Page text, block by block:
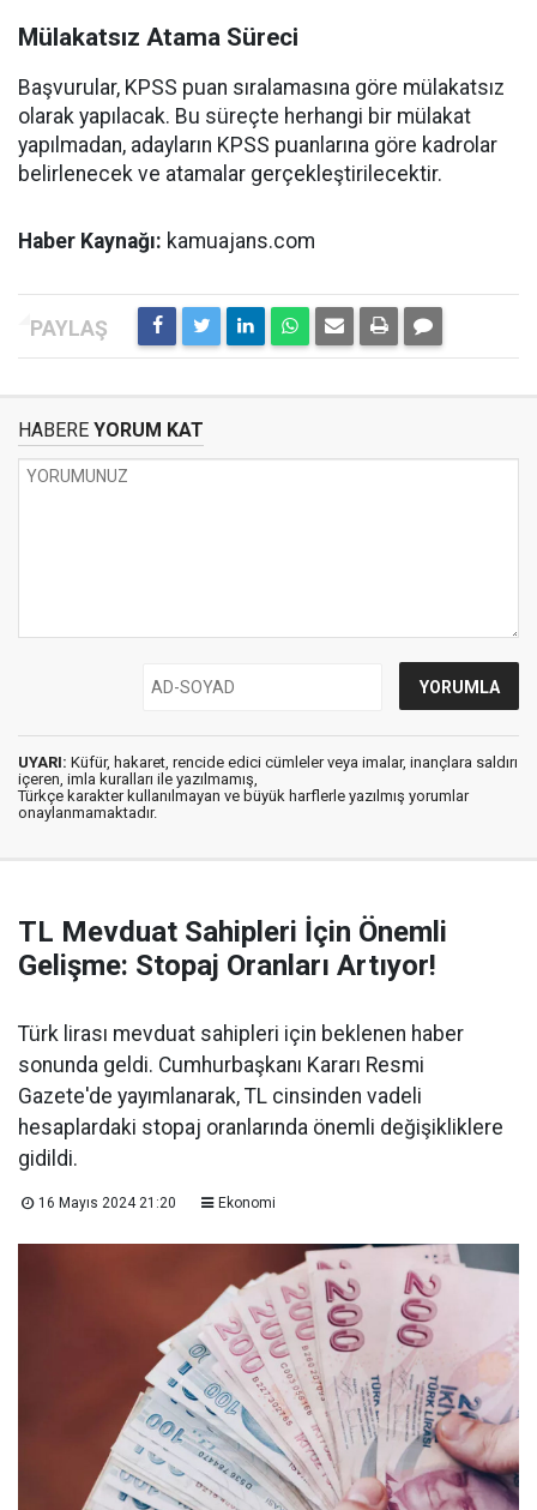
Mülakatsız Atama Süreci
Başvurular, KPSS puan sıralamasına göre mülakatsız
olarak yapılacak. Bu süreçte herhangi bir mülakat
yapılmadan, adayların KPSS puanlarına göre kadrolar
belirlenecek ve atamalar gerçekleştirilecektir.
Haber Kaynağı: kamuajans.com
HABERE YORUM KAT
UYARI: Küfür, hakaret, rencide edici cümleler veya imalar, inançlara saldırı
içeren, imla kuralları ile yazılmamış,
Türkçe karakter kullanılmayan ve büyük harflerle yazılmış yorumlar
onaylanmamaktadır.
TL Mevduat Sahipleri İçin Önemli
Gelişme: Stopaj Oranları Artıyor!
Türk lirası mevduat sahipleri için beklenen haber
sonunda geldi. Cumhurbaşkanı Kararı Resmi
Gazete'de yayımlanarak, TL cinsinden vadeli
hesaplardaki stopaj oranlarında önemli değişikliklere
gidildi.
16 Mayıs 2024 21:20 Ekonomi